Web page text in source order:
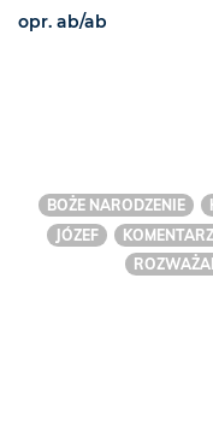
opr. ab/ab
BOŻE NARODZENIE
JÓZEF